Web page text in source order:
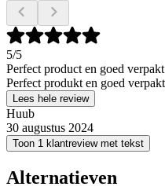
5/5
Perfect product en goed verpakt
Perfect produkt en goed verpakt
Lees hele review
Huub
30 augustus 2024
Toon 1 klantreview met tekst
Alternatieven